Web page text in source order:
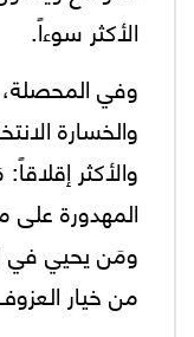
الأكثر سوءاً.
وفي
والخسارة
والأكثر
المهدورة
ومَن يحيي في
من خيار